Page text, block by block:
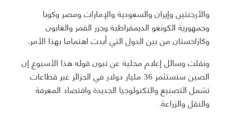
والأرجنتين وإيران والسعودية والإمارات ومصر وكوبا
وجمهورية الكونغو الديمقراطية وجزر القمر والغابون
وكازاخستان من بين الدول التي أبدت اهتماما بهذا الأمر.
ونقلت وسائل إعلام محلية عن تبون قوله هذا الأسبوع إن
الصين ستستثمر 36 مليار دولار في الجزائر عبر قطاعات
تشمل التصنيع والتكنولوجيا الجديدة واقتصاد المعرفة
والنقل والزراعة.